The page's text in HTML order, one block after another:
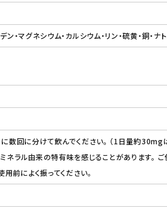
ン・マグネシウム・カルシウム・リン・硫黄・銅・
数回に分けて飲んでください。 （1日量約
ラル由来の特有味を感じることがあります。
前によく振ってください。